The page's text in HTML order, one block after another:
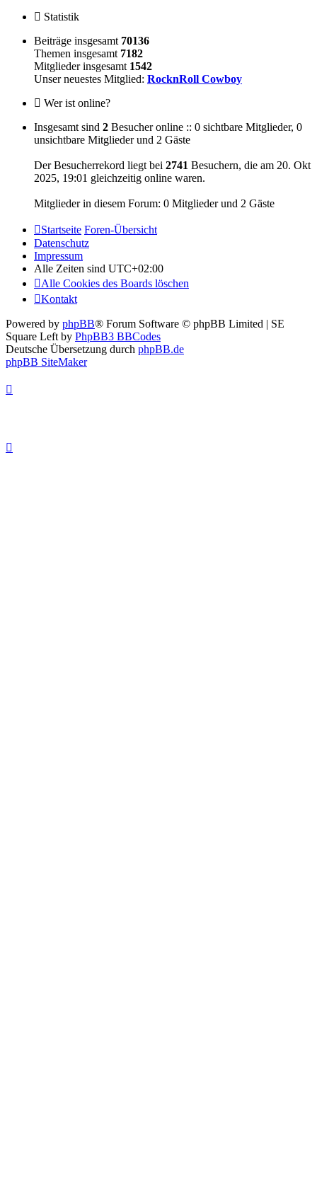
Statistik
Beiträge insgesamt 70136
Themen insgesamt 7182
Mitglieder insgesamt 1542
Unser neuestes Mitglied: RocknRoll Cowboy
Wer ist online?
Insgesamt sind 2 Besucher online :: 0 sichtbare Mitglieder, 0
unsichtbare Mitglieder und 2 Gäste
Der Besucherrekord liegt bei 2741 Besuchern, die am 20. Okt
2025, 19:01 gleichzeitig online waren.
Mitglieder in diesem Forum: 0 Mitglieder und 2 Gäste
Startseite Foren-Übersicht
Datenschutz
Impressum
Alle Zeiten sind UTC+02:00
Alle Cookies des Boards löschen
Kontakt
Powered by phpBB® Forum Software © phpBB Limited | SE
Square Left by PhpBB3 BBCodes
Deutsche Übersetzung durch phpBB.de
phpBB SiteMaker